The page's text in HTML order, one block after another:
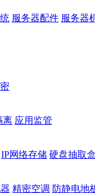
服务器配件 服务器
离 应用监管
IP网络存储 硬盘抽取盒
精密空调 防静电地